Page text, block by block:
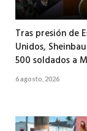
Tras presión de
Unidos,
500 soldados a
6 agosto, 2026